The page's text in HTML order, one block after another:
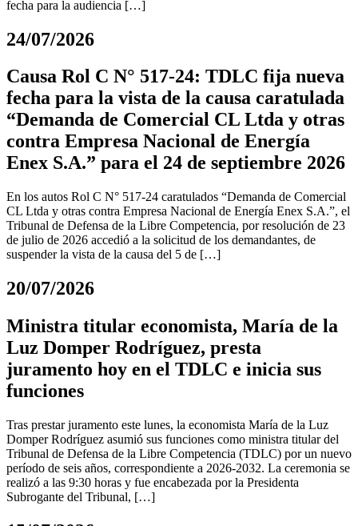
fecha para la audiencia […]
24/07/2026
Causa Rol C N° 517-24: TDLC fija nueva
fecha para la vista de la causa caratulada
“Demanda de Comercial CL Ltda y otras
contra Empresa Nacional de Energía
Enex S.A.” para el 24 de septiembre 2026
En los autos Rol C N° 517-24 caratulados “Demanda de Comercial
CL Ltda y otras contra Empresa Nacional de Energía Enex S.A.”, el
Tribunal de Defensa de la Libre Competencia, por resolución de 23
de julio de 2026 accedió a la solicitud de los demandantes, de
suspender la vista de la causa del 5 de […]
20/07/2026
Ministra titular economista, María de la
Luz Domper Rodríguez, presta
juramento hoy en el TDLC e inicia sus
funciones
Tras prestar juramento este lunes, la economista María de la Luz
Domper Rodríguez asumió sus funciones como ministra titular del
Tribunal de Defensa de la Libre Competencia (TDLC) por un nuevo
período de seis años, correspondiente a 2026-2032. La ceremonia se
realizó a las 9:30 horas y fue encabezada por la Presidenta
Subrogante del Tribunal, […]